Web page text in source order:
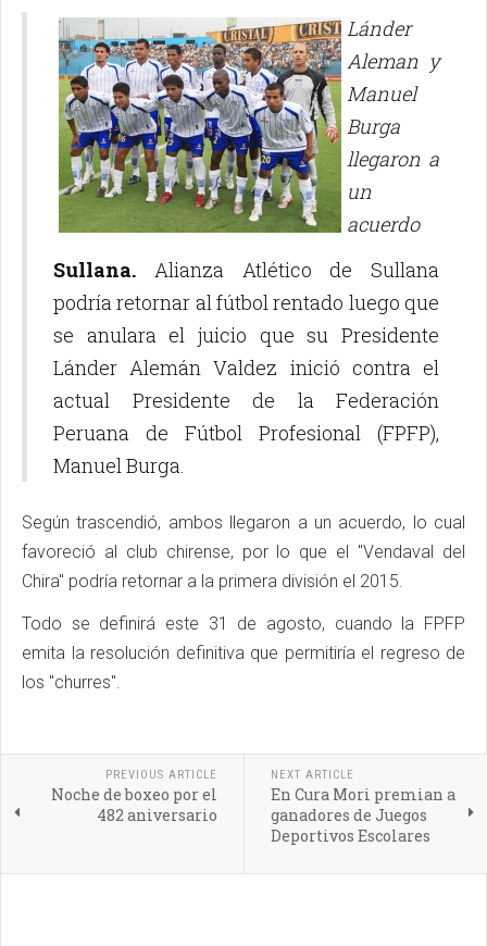
Lánder
Aleman y
Manuel
Burga
llegaron a
un
acuerdo
Sullana. Alianza Atlético de Sullana
podría retornar al fútbol rentado luego que
se anulara el juicio que su Presidente
Lánder Alemán Valdez inició contra el
actual Presidente de la Federación
Peruana de Fútbol Profesional (FPFP),
Manuel Burga.
Según trascendió, ambos llegaron a un acuerdo, lo cual
favoreció al club chirense, por lo que el "Vendaval del
Chira" podría retornar a la primera división el 2015.
Todo se definirá este 31 de agosto, cuando la FPFP
emita la resolución definitiva que permitiría el regreso de
los "churres".
PREVIOUS ARTICLE
Noche de boxeo por el
482 aniversario
NEXT ARTICLE
En Cura Mori premian a
ganadores de Juegos
Deportivos Escolares